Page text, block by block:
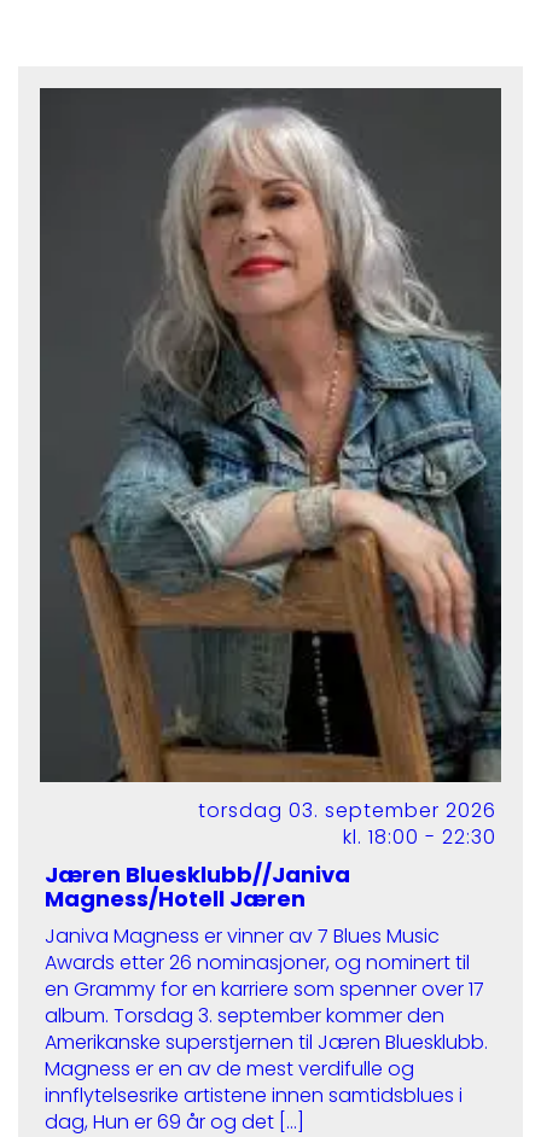
torsdag 03. september 2026
kl. 18:00 - 22:30
Jæren Bluesklubb//Janiva
Magness/Hotell Jæren
Janiva Magness er vinner av 7 Blues Music
Awards etter 26 nominasjoner, og nominert til
en Grammy for en karriere som spenner over 17
album. Torsdag 3. september kommer den
Amerikanske superstjernen til Jæren Bluesklubb.
Magness er en av de mest verdifulle og
innflytelsesrike artistene innen samtidsblues i
dag, Hun er 69 år og det […]